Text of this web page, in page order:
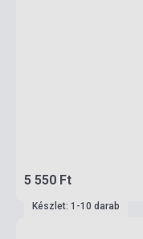
5 550 Ft
Készlet: 1-10 darab